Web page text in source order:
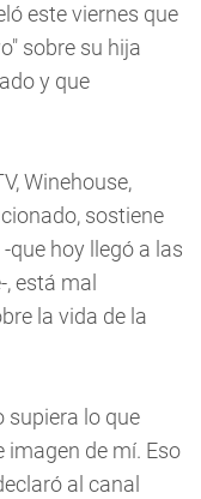
este viernes que
sobre su hija
y que
Winehouse,
sostiene
que hoy llegó a las
está mal
la vida de la
supiera lo que
de mí. Eso
al canal